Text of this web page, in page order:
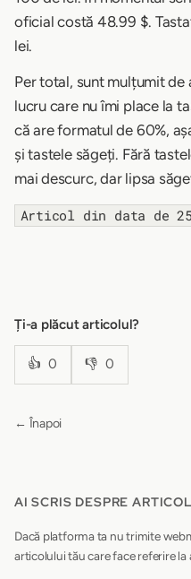
oficial costă 48.99 $.
lei.
Per total, sunt mulțumit de
lucru care nu îmi place la
că are formatul de 60%,
și tastele săgeți. Fără
mai descurc, dar lipsa
Articol din data de
Ți-a plăcut articolul?
👍 0 👎 0
← Înapoi
AI SCRIS DESPRE
Dacă platforma ta nu trimite
articolului tău care face referire la